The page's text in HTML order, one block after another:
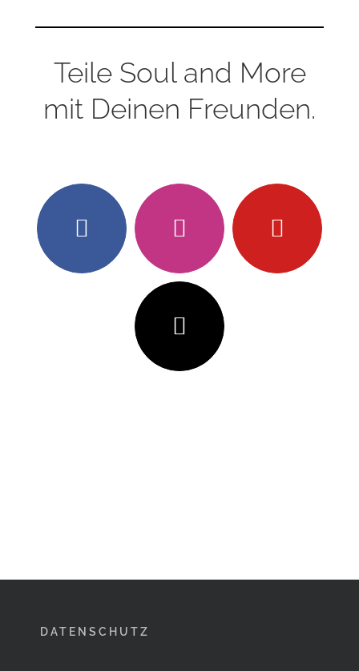
Teile Soul and More
mit Deinen Freunden.
DATENSCHUTZ